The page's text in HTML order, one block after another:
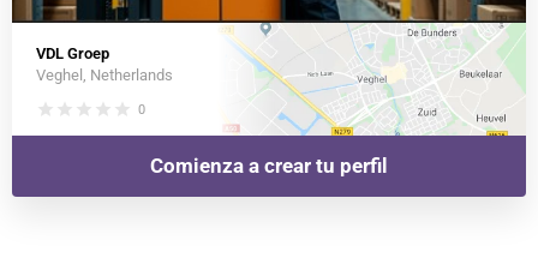
VDL Groep
Veghel, Netherlands
star star star star star 0
Comienza a crear tu perfil